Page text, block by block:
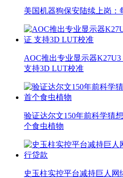
美国机器狗保安陆续上岗：
AOC推出专业显示器
支持3D LUT校准
验证达尔文150年前科学猜
个食虫植物
史玉柱实控平台减持巨人